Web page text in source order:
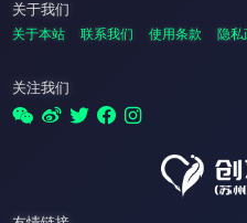
关于我们
关于本站 联系我们 使用条款 隐私
关注我们